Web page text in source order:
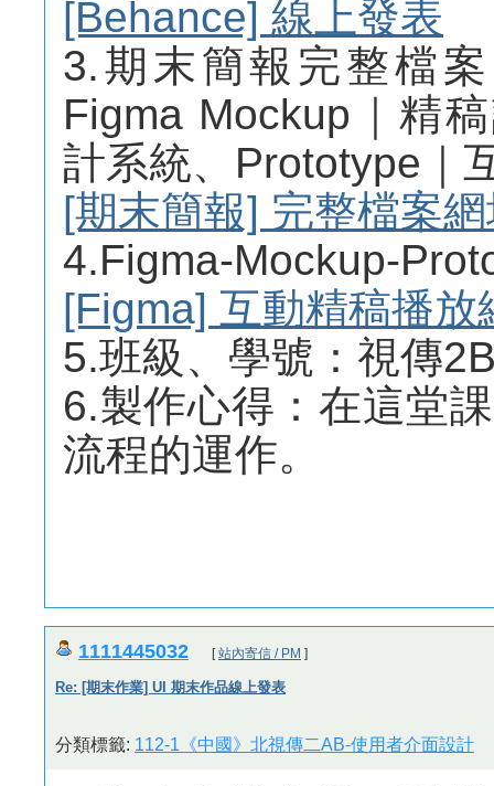
[Behance] 線上發表
3.期末簡報完整檔
Figma Mockup｜精
計系統、Prototype｜
[期末簡報] 完整檔案
4.Figma-Mockup-
[Figma] 互動精稿播放
5.班級、學號：視傳
6.製作心得：在這堂
流程的運作。
1111445032 [站內寄信 / PM ]
Re: [期末作業] UI 期末作品線上發表
分類標籤: 112-1《中國》北視傳二AB-使用者介面設計